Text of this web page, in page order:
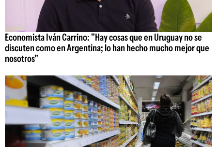
Economista Iván Carrino: "Hay cosas que en Uruguay no se
discuten como en Argentina; lo han hecho mucho mejor que
nosotros"